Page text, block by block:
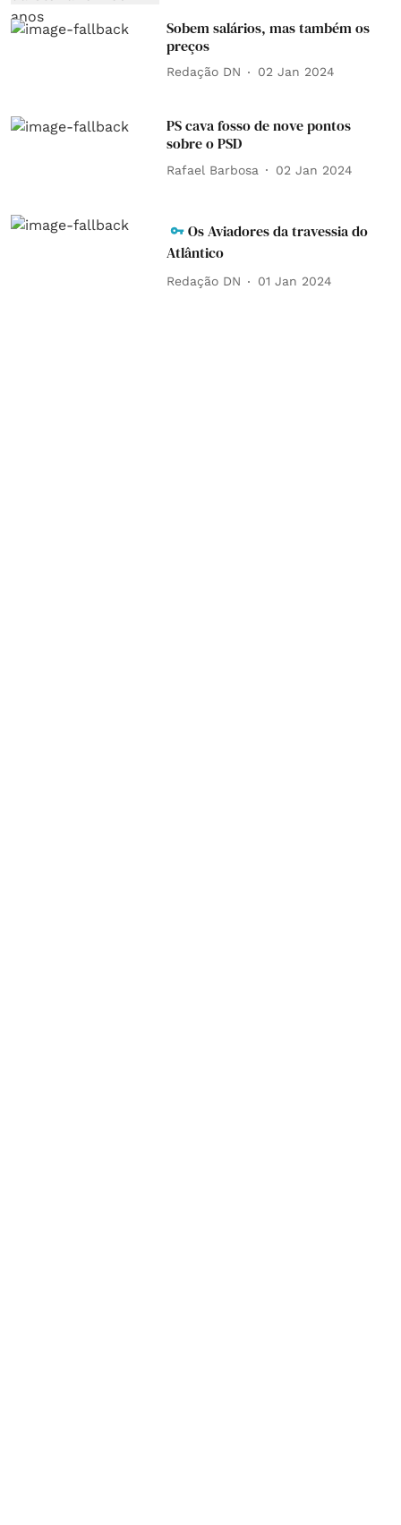
Sobem salários, mas também os
preços
Redação DN 02 Jan 2024
PS cava fosso de nove pontos
sobre o PSD
Rafael Barbosa 02 Jan 2024
Os Aviadores da travessia do
Atlântico
Redação DN 01 Jan 2024